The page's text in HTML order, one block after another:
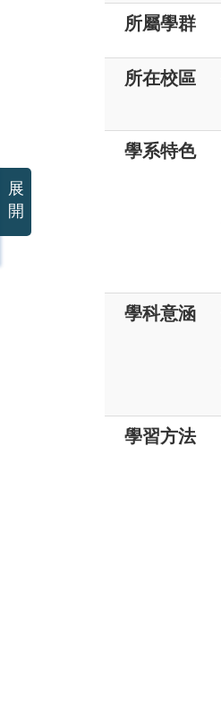
所屬學群
所在校區
學系特色
學科意涵
學習方法
展
開